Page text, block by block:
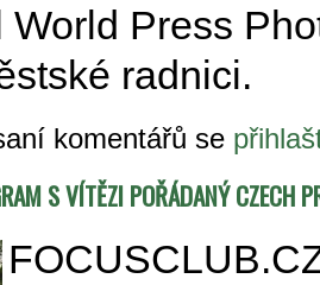
World Press
radnici.
komentářů se
S VÍTĚZI POŘÁDANÝ CZECH